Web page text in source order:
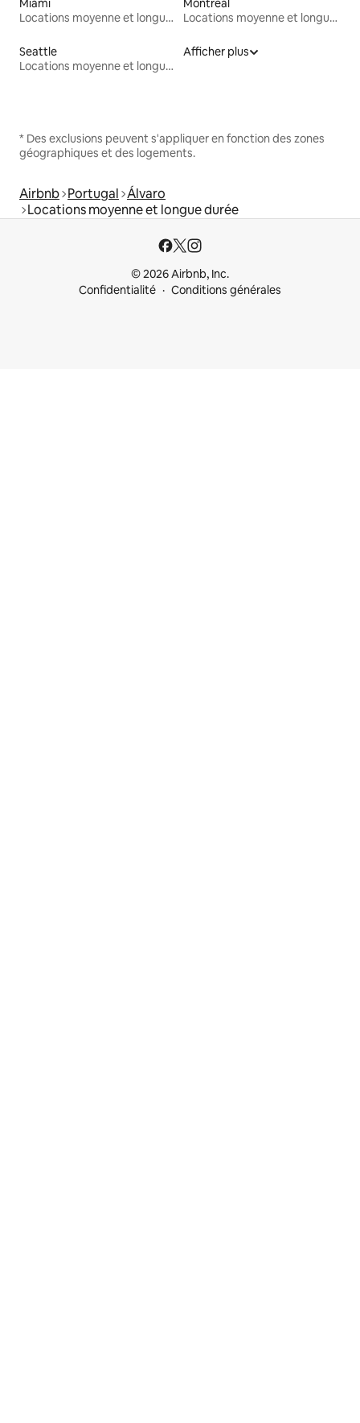
Miami
Locations moyenne et longue durée
Montréal
Locations moyenne et longue durée
Seattle
Locations moyenne et longue durée
Afficher plus
* Des exclusions peuvent s'appliquer en fonction des zones
géographiques et des logements.
Airbnb Portugal Álvaro
Locations moyenne et longue durée
© 2026 Airbnb, Inc.
Confidentialité
Conditions générales